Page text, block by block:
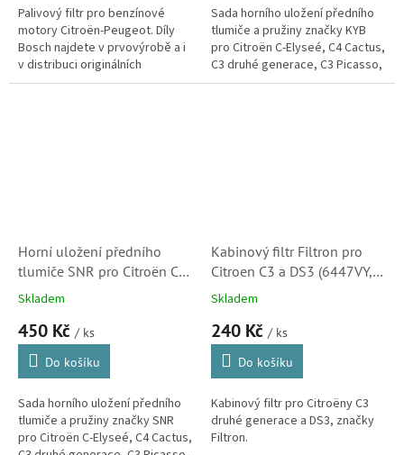
Palivový filtr pro benzínové
motory Citroën-Peugeot. Díly
Bosch najdete v prvovýrobě a i
v distribuci originálních
náhradních dílů automobilky
Sada horního uložení předního
tlumiče a pružiny značky KYB
pro Citroën C-Elyseé, C4 Cactus,
C3 druhé generace, C3 Picasso,
DS3 a C3 Aircross.(Peugeot: 208
Horní uložení předního
tlumiče SNR pro Citroën C-
Elyseé, C4 Cactus, C3 II., C3
Skladem
450 Kč / ks
Do košíku
Sada horního uložení předního
tlumiče a pružiny značky SNR
pro Citroën C-Elyseé, C4 Cactus,
Kabinový filtr Filtron pro
Citroen C3 a DS3 (6447VY,
6447VX, 1609428080,
Skladem
240 Kč / ks
Do košíku
Kabinový filtr pro Citroëny C3
druhé generace a DS3, značky
Filtron.